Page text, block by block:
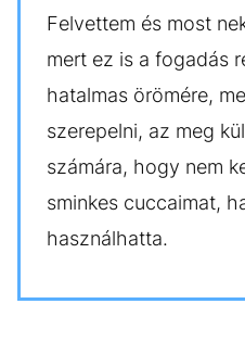
Felvettem és most
mert ez is a fogadás
hatalmas örömére,
szerepelni, az meg
számára, hogy nem
sminkes cuccaimat,
használhatta.